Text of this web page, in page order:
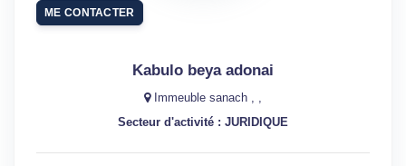
ME CONTACTER
Kabulo beya adonai
Immeuble sanach , ,
Secteur d'activité : JURIDIQUE